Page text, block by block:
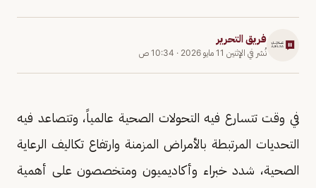
فريق التحرير
نُشر في الإثنين 11 مايو 2026 · 10:34 ص
في وقت تتسارع فيه التحولات الصحية عالمياً، وتتصاعد فيه
التحديات المرتبطة بالأمراض المزمنة وارتفاع تكاليف الرعاية
الصحية، شدد خبراء وأكاديميون ومتخصصون على أهمية